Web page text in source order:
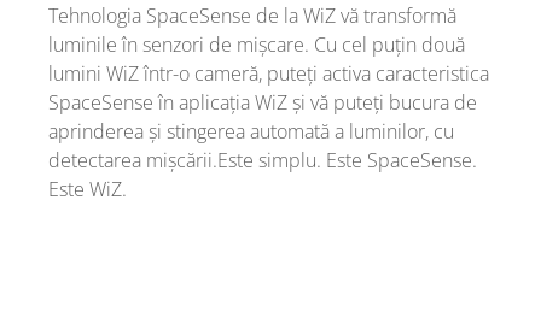
Tehnologia SpaceSense de la WiZ vă transformă
luminile în senzori de mișcare. Cu cel puțin două
lumini WiZ într-o cameră, puteți activa caracteristica
SpaceSense în aplicația WiZ și vă puteți bucura de
aprinderea și stingerea automată a luminilor, cu
detectarea mișcării.Este simplu. Este SpaceSense.
Este WiZ.